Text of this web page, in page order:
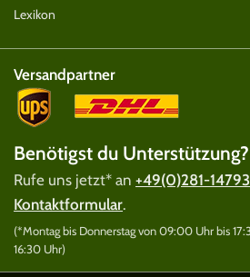
Lexikon
Versandpartner
Benötigst du Unterstützung?
Rufe uns jetzt* an +49(0)281-
Kontaktformular.
(*Montag bis Donnerstag von 09:00 Uhr bis
16:30 Uhr)